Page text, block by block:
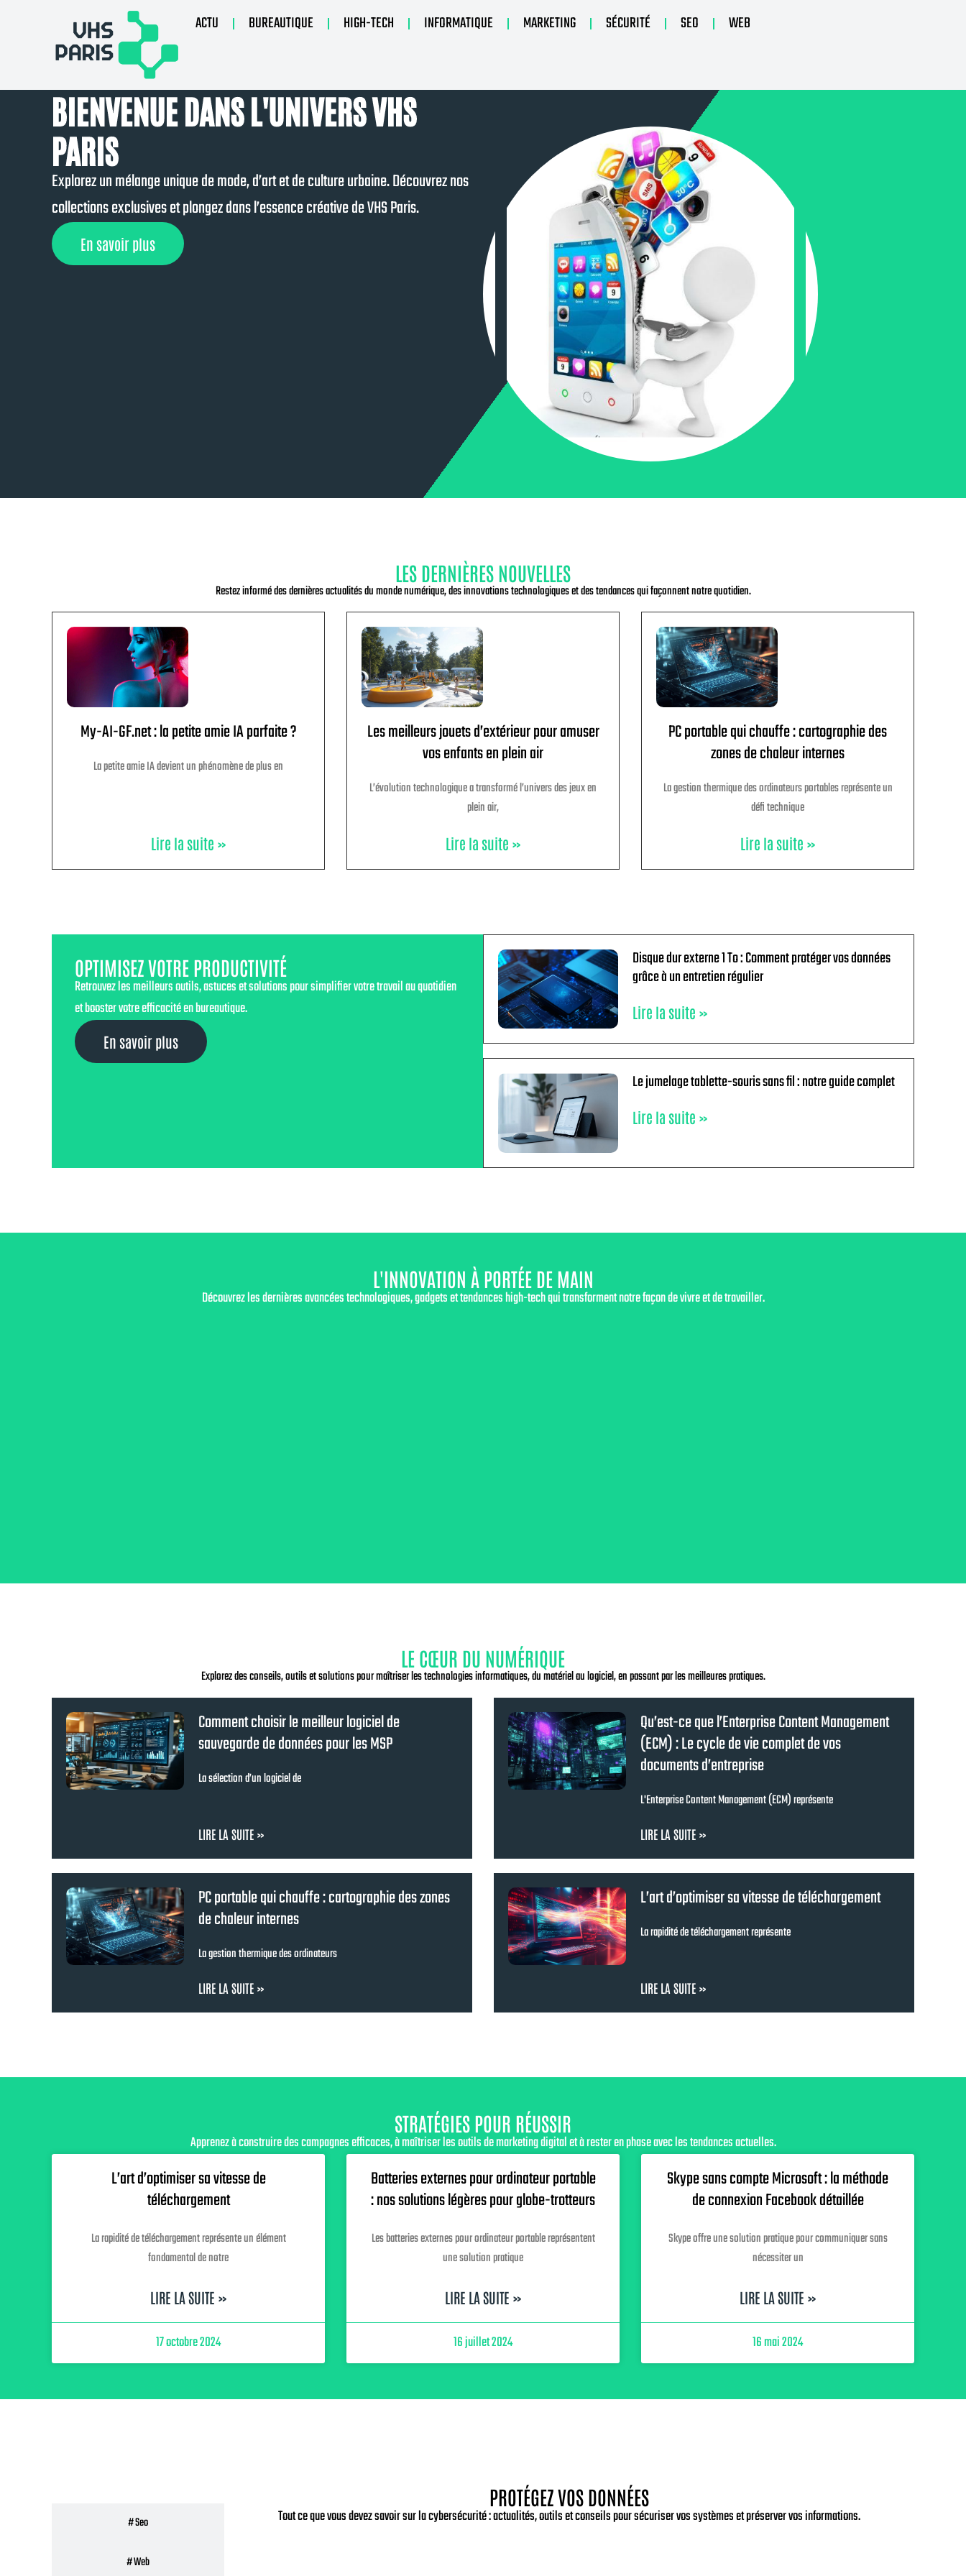
ACTU BUREAUTIQUE HIGH-TECH INFORMATIQUE MARKETING SÉCURITÉ SEO WEB
BIENVENUE DANS L'UNIVERS VHS
PARIS
Explorez un mélange unique de mode, d’art et de culture urbaine. Découvrez nos
collections exclusives et plongez dans l’essence créative de VHS Paris.
En savoir plus
LES DERNIÈRES NOUVELLES
Restez informé des dernières actualités du monde numérique, des innovations technologiques et des tendances qui façonnent notre quotidien.
My-AI-GF.net : la petite amie IA parfaite ?
La petite amie IA devient un phénomène de plus en
Lire la suite »
Les meilleurs jouets d’extérieur pour amuser
vos enfants en plein air
L’évolution technologique a transformé l’univers des jeux en
plein air,
Lire la suite »
PC portable qui chauffe : cartographie des
zones de chaleur internes
La gestion thermique des ordinateurs portables représente un
défi technique
Lire la suite »
OPTIMISEZ VOTRE PRODUCTIVITÉ
Retrouvez les meilleurs outils, astuces et solutions pour simplifier votre travail au quotidien
et booster votre efficacité en bureautique.
En savoir plus
Disque dur externe 1 To : Comment protéger vos données
grâce à un entretien régulier
Lire la suite »
Le jumelage tablette-souris sans fil : notre guide complet
Lire la suite »
L'INNOVATION À PORTÉE DE MAIN
Découvrez les dernières avancées technologiques, gadgets et tendances high-tech qui transforment notre façon de vivre et de travailler.
LE CŒUR DU NUMÉRIQUE
Explorez des conseils, outils et solutions pour maîtriser les technologies informatiques, du matériel au logiciel, en passant par les meilleures pratiques.
Comment choisir le meilleur logiciel de
sauvegarde de données pour les MSP
La sélection d’un logiciel de
LIRE LA SUITE »
Qu’est-ce que l’Enterprise Content Management
(ECM) : Le cycle de vie complet de vos
documents d’entreprise
L'Enterprise Content Management (ECM) représente
LIRE LA SUITE »
PC portable qui chauffe : cartographie des zones
de chaleur internes
La gestion thermique des ordinateurs
LIRE LA SUITE »
L’art d’optimiser sa vitesse de téléchargement
La rapidité de téléchargement représente
LIRE LA SUITE »
STRATÉGIES POUR RÉUSSIR
Apprenez à construire des campagnes efficaces, à maîtriser les outils de marketing digital et à rester en phase avec les tendances actuelles.
L’art d’optimiser sa vitesse de
téléchargement
La rapidité de téléchargement représente un élément
fondamental de notre
LIRE LA SUITE »
17 octobre 2024
Batteries externes pour ordinateur portable
: nos solutions légères pour globe-trotteurs
Les batteries externes pour ordinateur portable représentent
une solution pratique
LIRE LA SUITE »
16 juillet 2024
Skype sans compte Microsoft : la méthode
de connexion Facebook détaillée
Skype offre une solution pratique pour communiquer sans
nécessiter un
LIRE LA SUITE »
16 mai 2024
# Seo
# Web
PROTÉGEZ VOS DONNÉES
Tout ce que vous devez savoir sur la cybersécurité : actualités, outils et conseils pour sécuriser vos systèmes et préserver vos informations.